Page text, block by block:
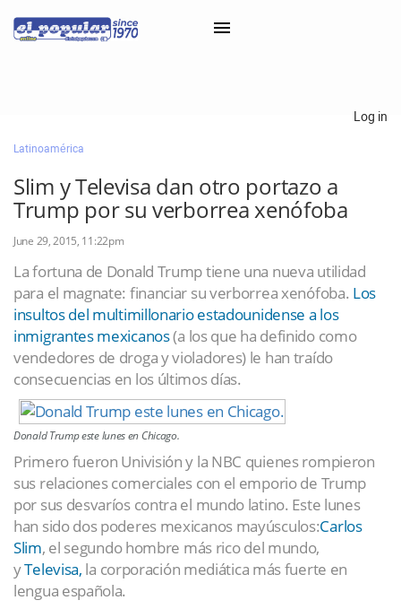
Classifieds
Categorías
Iniciar sesión con Clascal
×
Log in
Latinoamérica
Slim y Televisa dan otro portazo a
Trump por su verborrea xenófoba
June 29, 2015, 11:22pm
La fortuna de Donald Trump tiene una nueva utilidad
para el magnate: financiar su verborrea xenófoba. Los
insultos del multimillonario estadounidense a los
inmigrantes mexicanos(a los que ha definido como
vendedores de droga y violadores) le han traído
consecuencias en los últimos días.
Donald Trump este lunes en Chicago.
Primero fueron Univisión y la NBC quienes rompieron
sus relaciones comerciales con el emporio de Trump
por sus desvaríos contra el mundo latino. Este lunes
han sido dos poderes mexicanos mayúsculos:Carlos
Slim, el segundo hombre más rico del mundo,
yTelevisa, la corporación mediática más fuerte en
lengua española.